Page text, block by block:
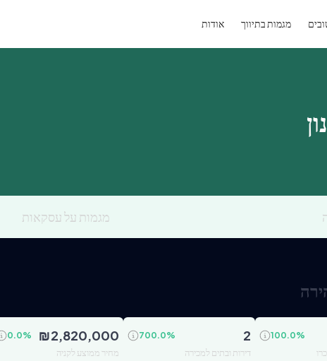
מגמות בתיווך אודות
מגמות על עסקאות
100.0%
2
700.0%
דירות ובתים למכירה
₪2,820,000
0.0%
מחיר ממוצע לקניה